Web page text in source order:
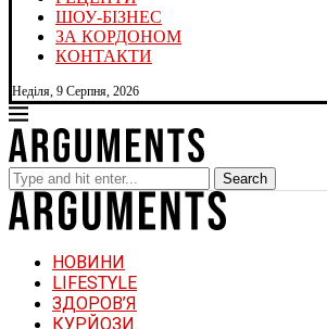
ШОУ-БІЗНЕС
ЗА КОРДОНОМ
КОНТАКТИ
Неділя, 9 Серпня, 2026
Search
НОВИНИ
LIFESTYLE
ЗДОРОВ’Я
КУРЙОЗИ